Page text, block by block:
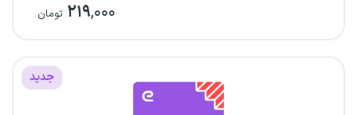
۲۱۹,۰۰۰ تومان
جدید